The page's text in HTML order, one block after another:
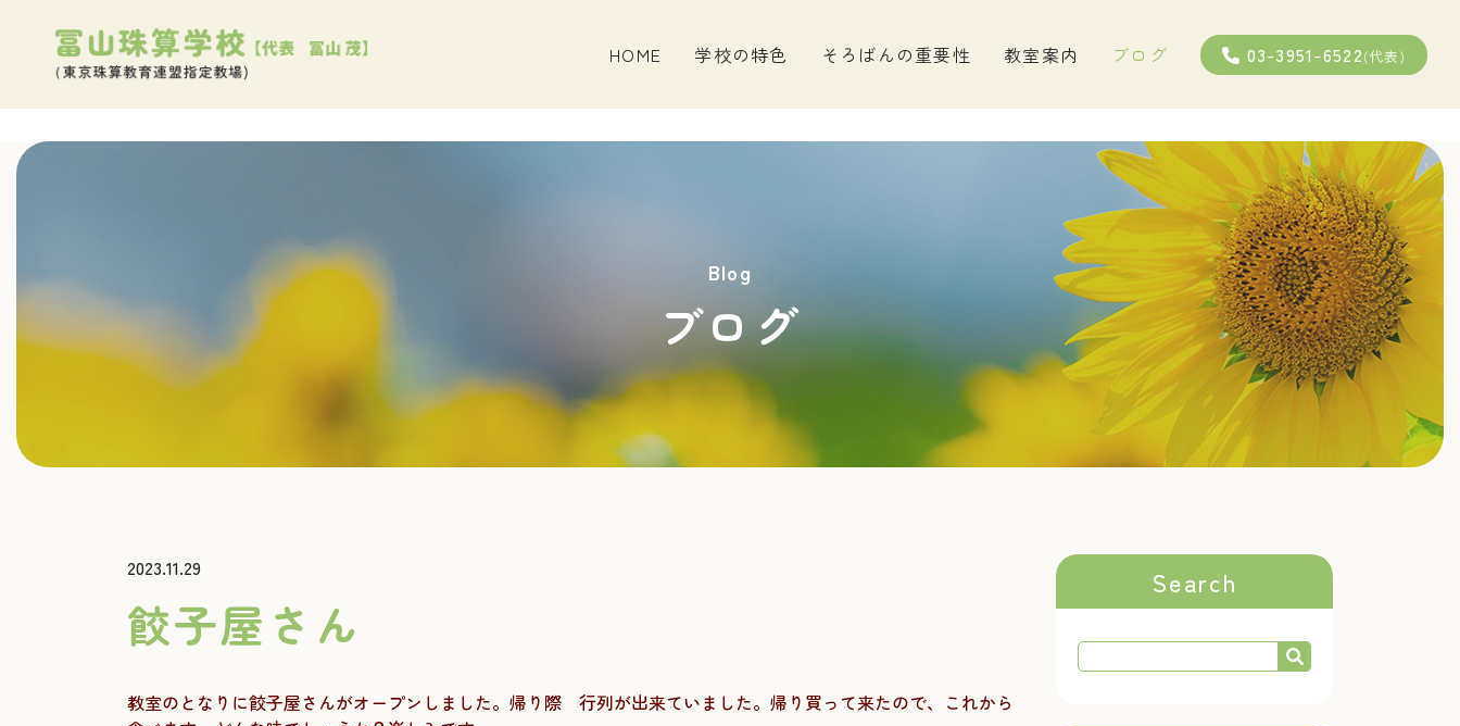
HOME 学校の特色 そろばんの重要性 教室案内 ブログ 03-3951-6522(代表)
Blog
ブログ
2023.11.29
餃子屋さん
教室のとなりに餃子屋さんがオープンしました。帰り際 行列が出来ていました。帰り買って来たので、これから
Search